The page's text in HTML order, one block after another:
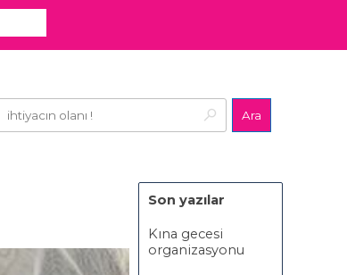
Ara
Son yazılar
Kına gecesi
organizasyonu